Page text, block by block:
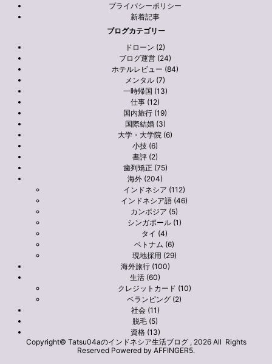
プライバシーポリシー
新着記事
ブログカテゴリー
ドローン (2)
ブログ運営 (24)
ホテルレビュー (84)
メンタル (7)
一時帰国 (13)
仕事 (12)
国内旅行 (19)
国際結婚 (3)
大学・大学院 (6)
小技 (6)
書評 (2)
歯列矯正 (75)
海外 (204)
インドネシア (112)
インドネシア語 (46)
カンボジア (5)
シンガポール (1)
タイ (4)
ベトナム (6)
現地採用 (29)
海外旅行 (100)
生活 (60)
クレジットカード (10)
ベランピング (2)
社会 (11)
脱毛 (5)
資格 (13)
Copyright© Tatsu04aのインドネシア生活ブログ , 2026 All Rights
Reserved Powered by AFFINGER5.